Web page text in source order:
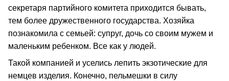
секретаря партийного комитета приходится бывать,
тем более дружественного государства. Хозяйка
познакомила с семьей: супруг, дочь со своим мужем и
маленьким ребенком. Все как у людей.
Такой компанией и уселись лепить экзотические для
немцев изделия. Конечно, пельмешки в силу